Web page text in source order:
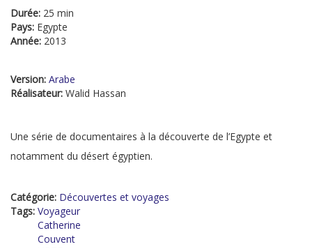
Durée: 25 min
Pays: Egypte
Année: 2013
Version: Arabe
Réalisateur: Walid Hassan
Une série de documentaires à la découverte de l’Egypte et
notamment du désert égyptien.
Catégorie: Découvertes et voyages
Tags: Voyageur
Catherine
Couvent